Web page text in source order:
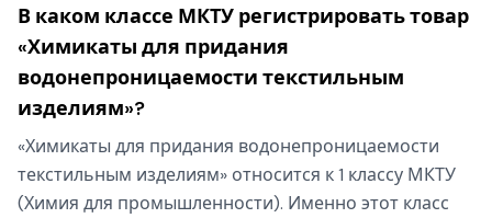
В каком классе МКТУ регистрировать товар
«Химикаты для придания
водонепроницаемости текстильным
изделиям»?
«Химикаты для придания водонепроницаемости
текстильным изделиям» относится к 1 классу МКТУ
(Химия для промышленности). Именно этот класс